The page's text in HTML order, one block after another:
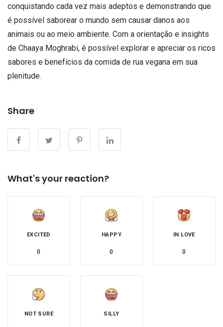
conquistando cada vez mais adeptos e demonstrando que
é possível saborear o mundo sem causar danos aos
animais ou ao meio ambiente. Com a orientação e insights
de Chaaya Moghrabi, é possível explorar e apreciar os ricos
sabores e benefícios da comida de rua vegana em sua
plenitude.
Share
What's your reaction?
EXCITED
0
HAPPY
0
IN LOVE
0
NOT SURE SILLY